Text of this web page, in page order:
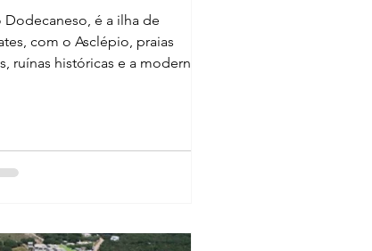
Dodecaneso, é a ilha de
com o Asclépio, praias
ruínas históricas e a moderna